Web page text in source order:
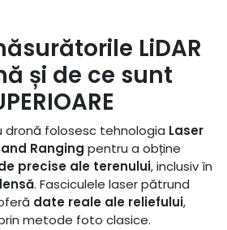
LiDAR
și de ce sunt
dronă folosesc tehnologia Laser
Ranging pentru a obține
precise ale terenului, inclusiv în
. Fasciculele laser pătrund
date reale ale reliefului,
metode foto clasice.